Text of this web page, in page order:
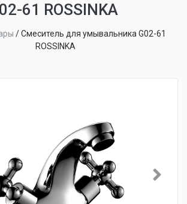
61 ROSSINKA
/Смеситель для умывальника G02-61
ROSSINKA